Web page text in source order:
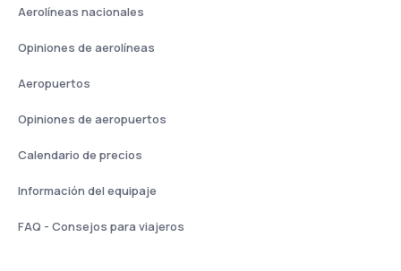
Aerolíneas nacionales
Opiniones de aerolíneas
Aeropuertos
Opiniones de aeropuertos
Calendario de precios
Información del equipaje
FAQ - Consejos para viajeros